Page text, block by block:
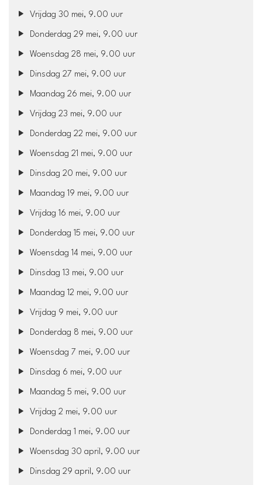
Vrijdag 30 mei, 9.00 uur
Donderdag 29 mei, 9.00 uur
Woensdag 28 mei, 9.00 uur
Dinsdag 27 mei, 9.00 uur
Maandag 26 mei, 9.00 uur
Vrijdag 23 mei, 9.00 uur
Donderdag 22 mei, 9.00 uur
Woensdag 21 mei, 9.00 uur
Dinsdag 20 mei, 9.00 uur
Maandag 19 mei, 9.00 uur
Vrijdag 16 mei, 9.00 uur
Donderdag 15 mei, 9.00 uur
Woensdag 14 mei, 9.00 uur
Dinsdag 13 mei, 9.00 uur
Maandag 12 mei, 9.00 uur
Vrijdag 9 mei, 9.00 uur
Donderdag 8 mei, 9.00 uur
Woensdag 7 mei, 9.00 uur
Dinsdag 6 mei, 9.00 uur
Maandag 5 mei, 9.00 uur
Vrijdag 2 mei, 9.00 uur
Donderdag 1 mei, 9.00 uur
Woensdag 30 april, 9.00 uur
Dinsdag 29 april, 9.00 uur